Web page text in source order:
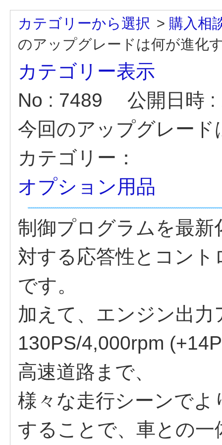
カテゴリーから選択 > 購入相
のアップグレードは何が進化
カテゴリー表示
No : 7489
公開日時
今回のアップグレー
カテゴリー：
オプション用品
制御プログラムを最
対する応答性とコン
です。
加えて、エンジン出
130PS/4,000rpm
高速道路まで、
様々な走行シーンで
することで、車との